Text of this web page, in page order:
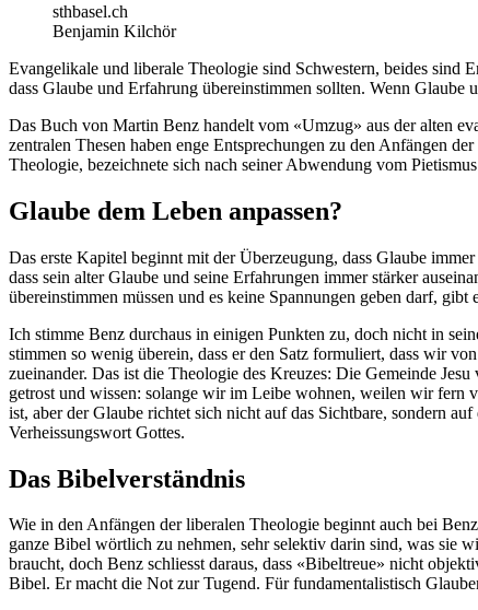
sthbasel.ch
Benjamin Kilchör
Evangelikale und liberale Theologie sind Schwestern, beides sind
dass Glaube und Erfahrung übereinstimmen sollten. Wenn
Das Buch von Martin Benz handelt vom «Umzug» aus der alten
zentralen Thesen haben enge Entsprechungen zu den Anfängen
Theologie, bezeichnete sich nach seiner Abwendung vom
Glaube dem Leben anpassen?
Das erste Kapitel beginnt mit der Überzeugung, dass Glaube
dass sein alter Glaube und seine Erfahrungen immer stärker
übereinstimmen müssen und es keine Spannungen geben darf,
Ich stimme Benz durchaus in einigen Punkten zu, doch nicht in
stimmen so wenig überein, dass er den Satz formuliert, dass wir
zueinander. Das ist die Theologie des Kreuzes: Die Gemeinde
getrost und wissen: solange wir im Leibe wohnen, weilen wir
ist, aber der Glaube richtet sich nicht auf das Sichtbare, sondern
Verheissungswort Gottes.
Das Bibelverständnis
Wie in den Anfängen der liberalen Theologie beginnt auch bei
ganze Bibel wörtlich zu nehmen, sehr selektiv darin sind, was sie
braucht, doch Benz schliesst daraus, dass «Bibeltreue» nicht
Bibel. Er macht die Not zur Tugend. Für fundamentalistisch